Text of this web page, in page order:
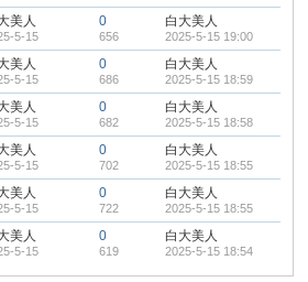
美人
5-15
0
656
白大美人
2025-5-15 19:00
美人
5-15
0
686
白大美人
2025-5-15 18:59
美人
5-15
0
682
白大美人
2025-5-15 18:58
美人
5-15
0
702
白大美人
2025-5-15 18:55
美人
5-15
0
722
白大美人
2025-5-15 18:55
美人
5-15
0
619
白大美人
2025-5-15 18:54